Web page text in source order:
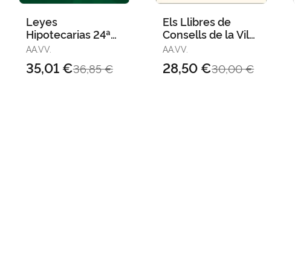
Leyes
Hipotecarias 24ª
Ed. 2020
AA.VV.
36,85 €
35,01 €
Els Llibres de
Consells de la Vila
de Castelló Iv
AA.VV.
30,00 €
28,50 €